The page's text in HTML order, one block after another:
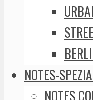
NOTES-
NOTES